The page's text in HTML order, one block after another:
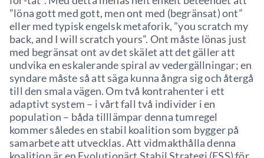
”löna gott med gott, men ont med (begränsat) ont”
eller med typisk engelsk metaforik, ”you scratch my
back, and I will scratch yours”. Ont måste lönas just
med begränsat ont av det skälet att det gäller att
undvika en eskalerande spiral av vedergällningar; en
syndare måste så att säga kunna ångra sig och återgå
till den smala vägen. Om två kontrahenter i ett
adaptivt system – i vårt fall två individer i en
population – båda tilllämpar denna tumregel
kommer således en stabil koalition som bygger på
samarbete att utvecklas. Att vidmakthålla denna